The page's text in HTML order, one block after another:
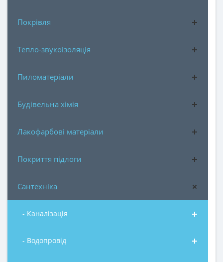
Покрівля
Тепло-звукоізоляція
Пиломатеріали
Будівельна хімія
Лакофарбові матеріали
Покриття підлоги
Сантехніка
- Каналізація
- Водопровід